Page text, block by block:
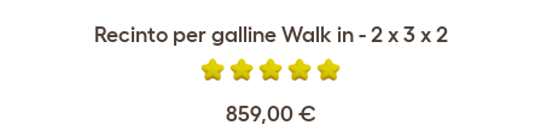
Recinto per galline Walk in - 2 x 3 x 2
859,00 €